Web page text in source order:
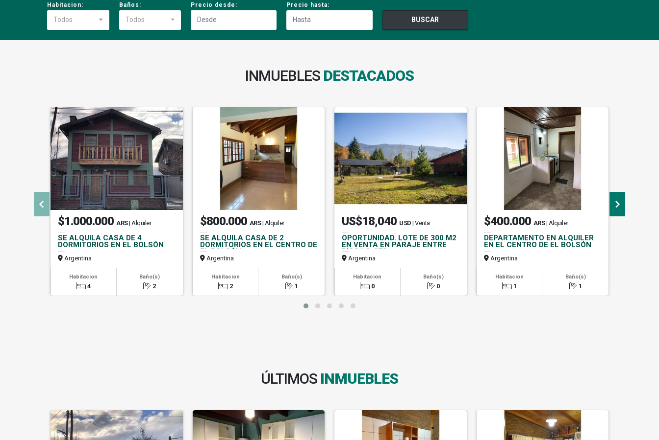
Habitacion:
Todos
Baños:
Todos
Precio desde: Precio hasta:
BUSCAR
INMUEBLES DESTACADOS
$1.000.000 ARS| Alquiler
SE ALQUILA CASA DE 4
DORMITORIOS EN EL BOLSÓN
Argentina
Habitacion
4
Baño(s)
2
$800.000 ARS | Alquiler
SE ALQUILA CASA DE 2
DORMITORIOS EN EL CENTRO DE
EL BOLSÓN
Argentina
Habitacion
2
Baño(s)
1
US$18,040 USD | Venta
OPORTUNIDAD. LOTE DE 300 M2
EN VENTA EN PARAJE ENTRE
RÍOS LO-273
Argentina
Habitacion
0
Baño(s)
0
$400.000 ARS | Alquiler
DEPARTAMENTO EN ALQUILER
EN EL CENTRO DE EL BOLSÓN
Argentina
Habitacion
1
Baño(s)
1
ÚLTIMOS INMUEBLES